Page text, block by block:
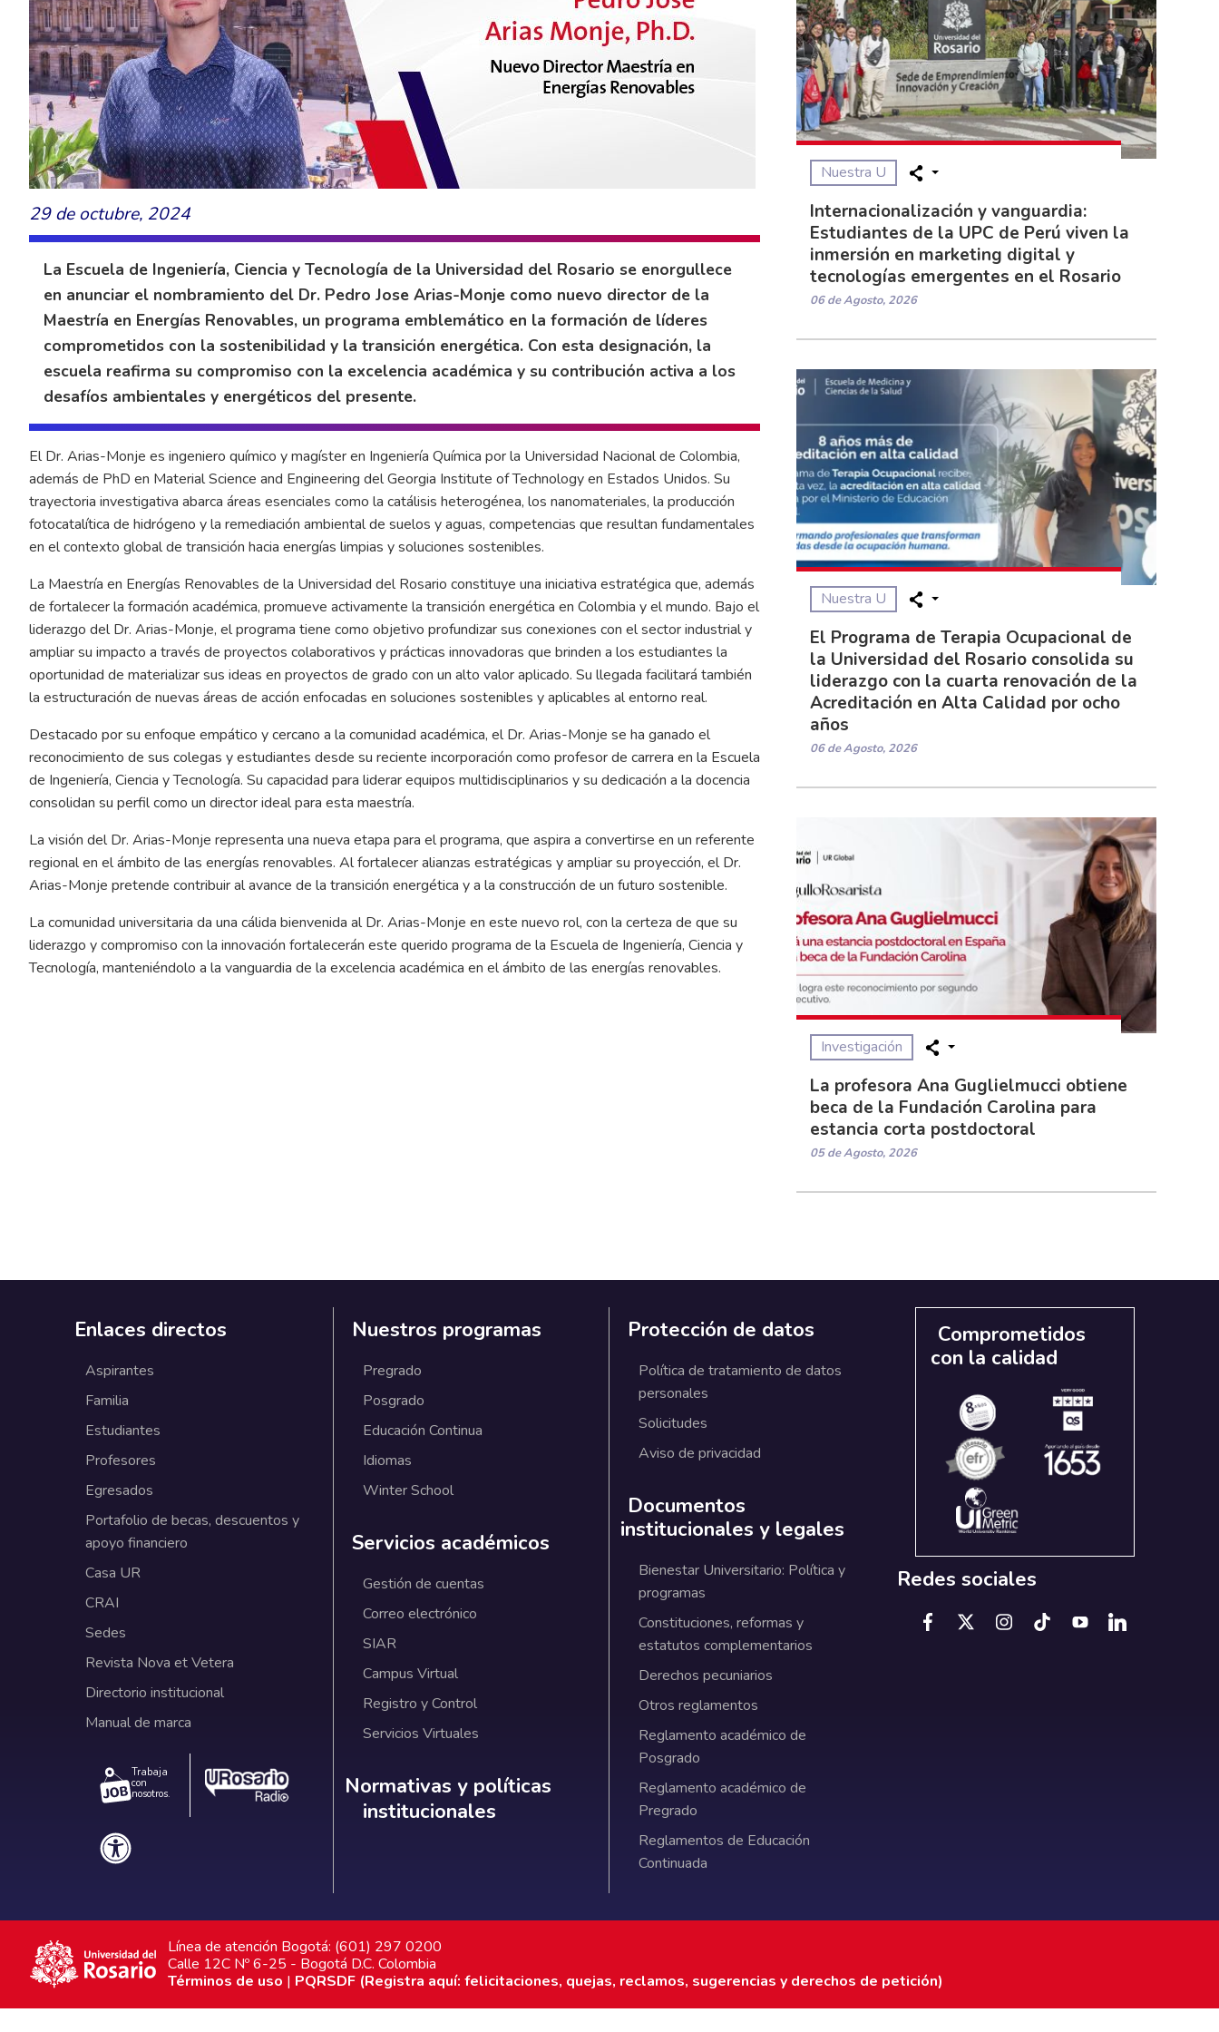
29 de octubre, 2024
La Escuela de Ingeniería, Ciencia y Tecnología de la Universidad del Rosario se enorgullece
en anunciar el nombramiento del Dr. Pedro Jose Arias-Monje como nuevo director de la
Maestría en Energías Renovables, un programa emblemático en la formación de líderes
comprometidos con la sostenibilidad y la transición energética. Con esta designación, la
escuela reafirma su compromiso con la excelencia académica y su contribución activa a los
desafíos ambientales y energéticos del presente.
El Dr. Arias-Monje es ingeniero químico y magíster en Ingeniería Química por la Universidad Nacional de Colombia,
además de PhD en Material Science and Engineering del Georgia Institute of Technology en Estados Unidos. Su
trayectoria investigativa abarca áreas esenciales como la catálisis heterogénea, los nanomateriales, la producción
fotocatalítica de hidrógeno y la remediación ambiental de suelos y aguas, competencias que resultan fundamentales
en el contexto global de transición hacia energías limpias y soluciones sostenibles.
La Maestría en Energías Renovables de la Universidad del Rosario constituye una iniciativa estratégica que, además
de fortalecer la formación académica, promueve activamente la transición energética en Colombia y el mundo. Bajo el
liderazgo del Dr. Arias-Monje, el programa tiene como objetivo profundizar sus conexiones con el sector industrial y
ampliar su impacto a través de proyectos colaborativos y prácticas innovadoras que brinden a los estudiantes la
oportunidad de materializar sus ideas en proyectos de grado con un alto valor aplicado. Su llegada facilitará también
la estructuración de nuevas áreas de acción enfocadas en soluciones sostenibles y aplicables al entorno real.
Destacado por su enfoque empático y cercano a la comunidad académica, el Dr. Arias-Monje se ha ganado el
reconocimiento de sus colegas y estudiantes desde su reciente incorporación como profesor de carrera en la Escuela
de Ingeniería, Ciencia y Tecnología. Su capacidad para liderar equipos multidisciplinarios y su dedicación a la docencia
consolidan su perfil como un director ideal para esta maestría.
La visión del Dr. Arias-Monje representa una nueva etapa para el programa, que aspira a convertirse en un referente
regional en el ámbito de las energías renovables. Al fortalecer alianzas estratégicas y ampliar su proyección, el Dr.
Arias-Monje pretende contribuir al avance de la transición energética y a la construcción de un futuro sostenible.
La comunidad universitaria da una cálida bienvenida al Dr. Arias-Monje en este nuevo rol, con la certeza de que su
liderazgo y compromiso con la innovación fortalecerán este querido programa de la Escuela de Ingeniería, Ciencia y
Tecnología, manteniéndolo a la vanguardia de la excelencia académica en el ámbito de las energías renovables.
Nuestra U
Internacionalización y vanguardia:
Estudiantes de la UPC de Perú viven la
inmersión en marketing digital y
tecnologías emergentes en el Rosario
06 de Agosto, 2026
Nuestra U
El Programa de Terapia Ocupacional de
la Universidad del Rosario consolida su
liderazgo con la cuarta renovación de la
Acreditación en Alta Calidad por ocho
años
06 de Agosto, 2026
Investigación
La profesora Ana Guglielmucci obtiene
beca de la Fundación Carolina para
estancia corta postdoctoral
05 de Agosto, 2026
Enlaces directos
Aspirantes
Familia
Estudiantes
Profesores
Egresados
Portafolio de becas, descuentos y
apoyo financiero
Casa UR
CRAI
Sedes
Revista Nova et Vetera
Directorio institucional
Manual de marca
Trabaja
con
nosotros.
Nuestros programas
Pregrado
Posgrado
Educación Continua
Idiomas
Winter School
Servicios académicos
Gestión de cuentas
Correo electrónico
SIAR
Campus Virtual
Registro y Control
Servicios Virtuales
Normativas y políticas institucionales
Normativas y políticas
institucionales
Protección de datos
Política de tratamiento de datos
personales
Solicitudes
Aviso de privacidad
Documentos
institucionales y legales
Bienestar Universitario: Política y
programas
Constituciones, reformas y
estatutos complementarios
Derechos pecuniarios
Otros reglamentos
Reglamento académico de
Posgrado
Reglamento académico de
Pregrado
Reglamentos de Educación
Continuada
Comprometidos
con la calidad
Redes sociales
Línea de atención Bogotá: (601) 297 0200
Calle 12C Nº 6-25 - Bogotá D.C. Colombia
Términos de uso | PQRSDF (Registra aquí: felicitaciones, quejas, reclamos, sugerencias y derechos de petición)